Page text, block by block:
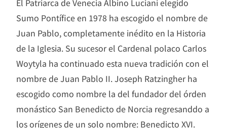
Sumo Pontífice en 1978 ha escogido el nombre de
Juan Pablo, completamente inédito en la Historia
de la Iglesia. Su sucesor el Cardenal polaco Carlos
Woytyla ha continuado esta nueva tradición con el
nombre de Juan Pablo II. Joseph Ratzingher ha
escogido como nombre la del fundador del órden
monástico San Benedicto de Norcia regresanddo a
los orígenes de un solo nombre: Benedicto XVI.